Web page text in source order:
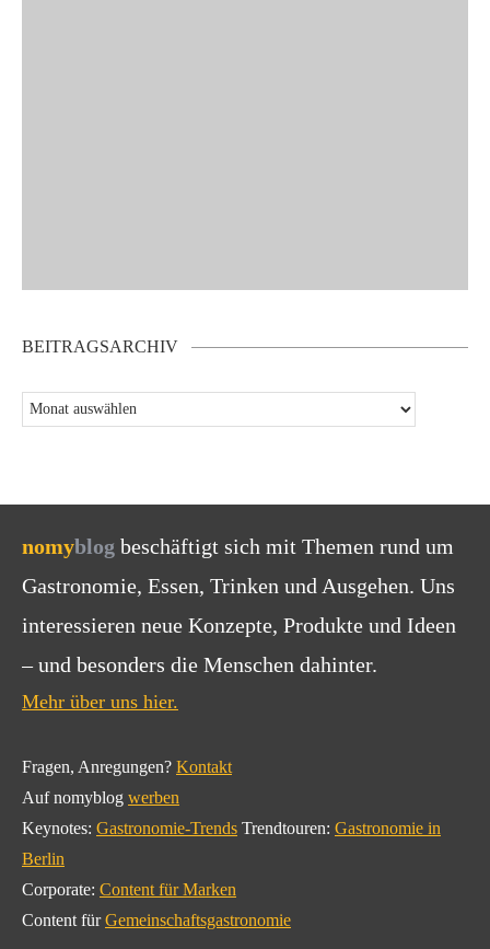
BEITRAGSARCHIV
nomyblog beschäftigt sich mit Themen rund um
Gastronomie, Essen, Trinken und Ausgehen. Uns
interessieren neue Konzepte, Produkte und Ideen
– und besonders die Menschen dahinter.
Mehr über uns hier.
Fragen, Anregungen? Kontakt
Auf nomyblog werben
Keynotes: Gastronomie-Trends Trendtouren: Gastronomie in
Berlin
Corporate: Content für Marken
Content fürGemeinschaftsgastronomie